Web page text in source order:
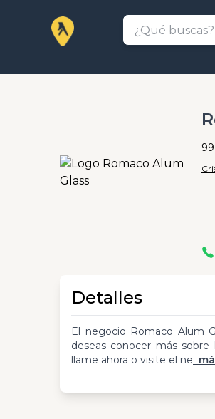
Detalles
El negocio Romaco Alum
deseas conocer más
llame ahora o visite el ne